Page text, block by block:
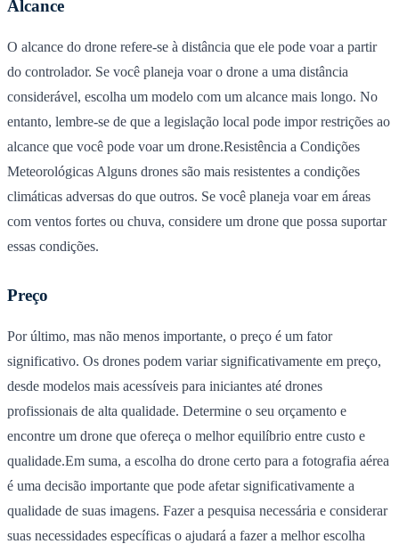
Alcance
O alcance do drone refere-se à distância que ele pode voar a partir
do controlador. Se você planeja voar o drone a uma distância
considerável, escolha um modelo com um alcance mais longo. No
entanto, lembre-se de que a legislação local pode impor restrições ao
alcance que você pode voar um drone.Resistência a Condições
Meteorológicas Alguns drones são mais resistentes a condições
climáticas adversas do que outros. Se você planeja voar em áreas
com ventos fortes ou chuva, considere um drone que possa suportar
essas condições.
Preço
Por último, mas não menos importante, o preço é um fator
significativo. Os drones podem variar significativamente em preço,
desde modelos mais acessíveis para iniciantes até drones
profissionais de alta qualidade. Determine o seu orçamento e
encontre um drone que ofereça o melhor equilíbrio entre custo e
qualidade.Em suma, a escolha do drone certo para a fotografia aérea
é uma decisão importante que pode afetar significativamente a
qualidade de suas imagens. Fazer a pesquisa necessária e considerar
suas necessidades específicas o ajudará a fazer a melhor escolha